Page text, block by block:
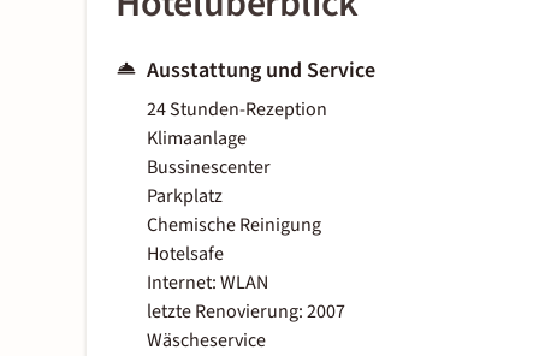
Ausstattung und Service
24 Stunden-Rezeption
Klimaanlage
Bussinescenter
Parkplatz
Chemische Reinigung
Hotelsafe
Internet: WLAN
letzte Renovierung: 2007
Wäscheservice